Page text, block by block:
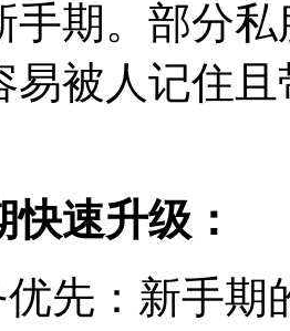
手期。部分
易被人记住
速升级：
优先：新手